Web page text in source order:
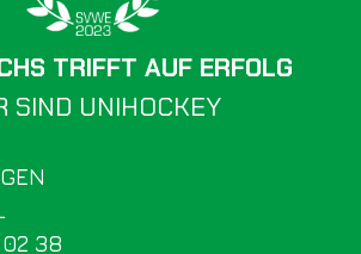
02 38
SIND UNIHOCKEY
TRIFFT AUF ERFOLG